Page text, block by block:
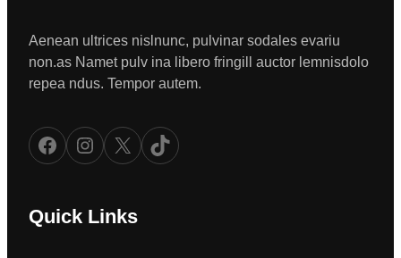
Aenean ultrices nislnunc, pulvinar sodales evariu
non.as Namet pulv ina libero fringill auctor lemnisdolo
repea ndus. Tempor autem.
Facebook Instagram X TikTok
Quick Links